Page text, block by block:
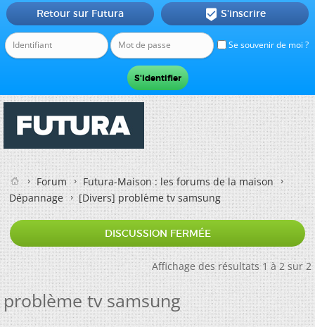
Se souvenir de moi ?
Retour sur Futura  S'inscrire
Forum
Futura-Maison : les forums de la maison
Dépannage
[Divers]problème tv samsung
DISCUSSION FERMÉE
Affichage des résultats 1 à 2 sur 2
problème tv samsung